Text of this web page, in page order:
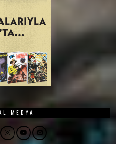
MEDYA
Instagram
YouTubeEmail